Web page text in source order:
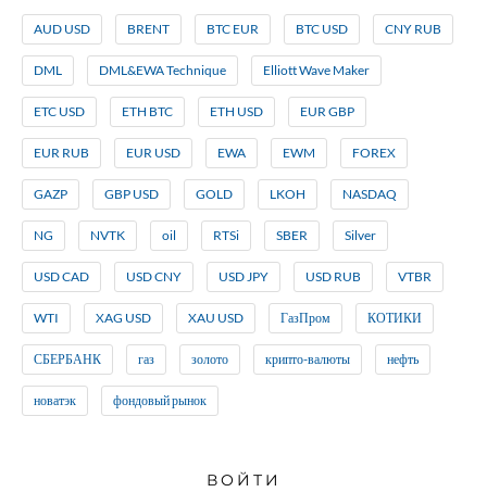
AUD USD BRENT BTC EUR BTC USD CNY RUB
DML DML&EWA Technique Elliott Wave Maker
ETC USD ETH BTC ETH USD EUR GBP
EUR RUB EUR USD EWA EWM FOREX
GAZP GBP USD GOLD LKOH NASDAQ
NG NVTK oil RTSi SBER Silver
USD CAD USD CNY USD JPY USD RUB VTBR
WTI XAG USD XAU USD ГазПром КОТИКИ
СБЕРБАНК газ золото крипто-валюты нефть
новатэк фондовый рынок
ВОЙТИ